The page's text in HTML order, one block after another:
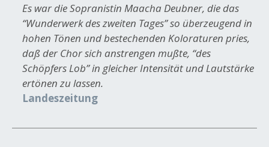
Es war die Sopranistin Maacha Deubner, die das
“Wunderwerk des zweiten Tages” so überzeugend in
hohen Tönen und bestechenden Koloraturen pries,
daß der Chor sich anstrengen mußte, “des
Schöpfers Lob” in gleicher Intensität und Lautstärke
ertönen zu lassen.
Landeszeitung